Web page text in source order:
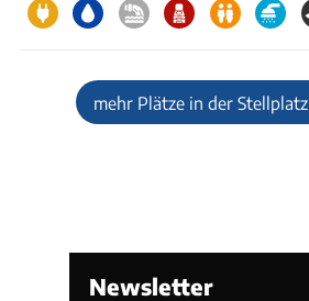
mehr Plätze in der
Newsletter